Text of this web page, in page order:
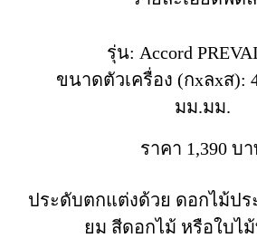
รุ่น: Accord
ขนาดตัวเครื่อง (กxลxส):
มม.มม.
ราคา 1,390 บ
ประดับตกแต่งด้วย ดอกไม้ปร
ยม สีดอกไม้ หรือใบไ